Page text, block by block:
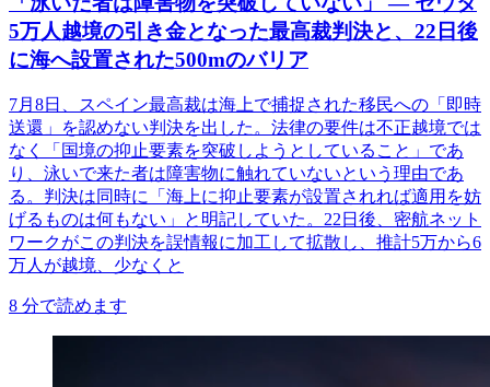
5万人越境の引き金となった最高裁判決と、22日後
に海へ設置された500mのバリア
7月8日、スペイン最高裁は海上で捕捉された移民への「即時
送還」を認めない判決を出した。法律の要件は不正越境では
なく「国境の抑止要素を突破しようとしていること」であ
り、泳いで来た者は障害物に触れていないという理由であ
る。判決は同時に「海上に抑止要素が設置されれば適用を妨
げるものは何もない」と明記していた。22日後、密航ネット
ワークがこの判決を誤情報に加工して拡散し、推計5万から6
万人が越境、少なくと
8 分で読めます